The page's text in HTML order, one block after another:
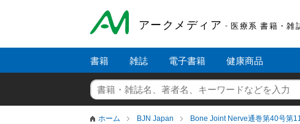
アークメディア - 医療系 書籍・雑
書籍 雑誌 電子書籍 健康商品
ホーム BJN Japan Bone Joint Nerve通巻第40号第